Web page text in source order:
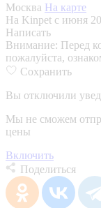
Москва На карте
На Kinpet c июня
Написать
Внимание: Перед
пожалуйста,
Сохранить
Вы отключили
Мы не сможем
цены
Включить
Поделиться